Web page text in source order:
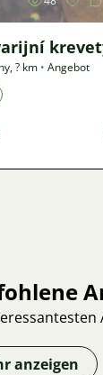
,? km • Angebot
anzeigen